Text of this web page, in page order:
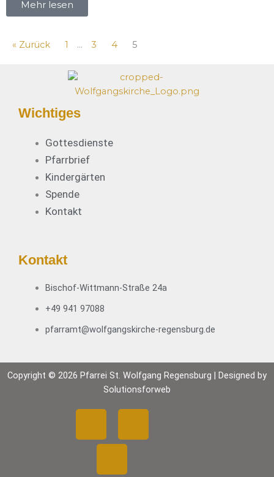
Mehr lesen
« Zurück 1 … 3 4 5
Wichtiges
Gottesdienste
Pfarrbrief
Kindergärten
Spende
Kontakt
Kontakt
Bischof-Wittmann-Straße 24a
+49 941 97088
pfarramt@wolfgangskirche-regensburg.de
Copyright © 2026 Pfarrei St. Wolfgang Regensburg | Designed by
Solutionsforweb
F
a
Y
o